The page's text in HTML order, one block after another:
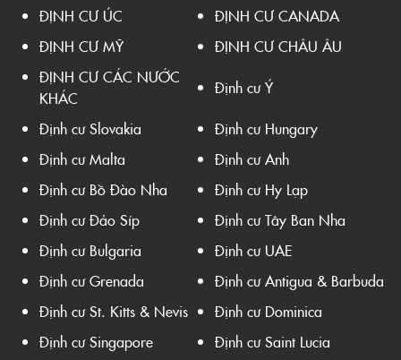
ĐỊNH CƯ ÚC
ĐỊNH CƯ CANADA
ĐỊNH CƯ MỸ
ĐỊNH CƯ CHÂU ÂU
ĐỊNH CƯ CÁC NƯỚC
KHÁC
Định cư Ý
Định cư Slovakia
Định cư Hungary
Định cư Malta
Định cư Anh
Định cư Bồ Đào Nha
Định cư Hy Lạp
Định cư Đảo Síp
Định cư Tây Ban Nha
Định cư Bulgaria
Định cư UAE
Định cư Grenada
Định cư Antigua & Barbuda
Định cư St. Kitts & Nevis
Định cư Dominica
Định cư Singapore
Định cư Saint Lucia